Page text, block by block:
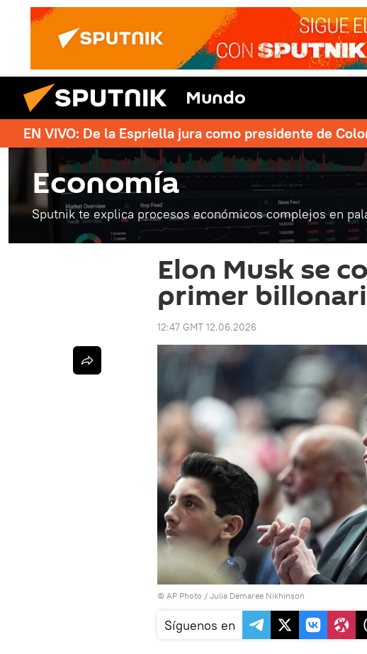
Mundo
EN VIVO: De la Espriella jura como presidente de
Economía
Sputnik te explica procesos económicos complejos en
Elon Musk se
primer
12:47 GMT 12.06.2026
© AP Photo / Julia Demaree Nikhinson
Síguenos en